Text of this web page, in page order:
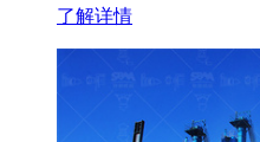
了解详情